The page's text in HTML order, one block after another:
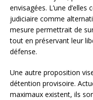
envisagées. L’une
judiciaire comme
mesure permettrait de
tout en préservant leur
défense.
Une autre proposition
détention provisoire.
maximaux existent, ils